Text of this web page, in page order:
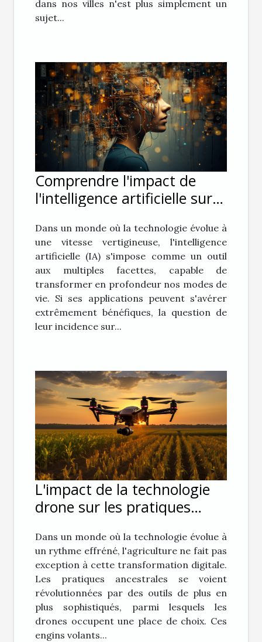
dans nos villes n'est plus simplement un
sujet...
Comprendre l'impact de
l'intelligence artificielle sur
Dans un monde où la technologie évolue à
une vitesse vertigineuse, l'intelligence
artificielle (IA) s'impose comme un outil
aux multiples facettes, capable de
transformer en profondeur nos modes de
vie. Si ses applications peuvent s'avérer
extrêmement bénéfiques, la question de
leur incidence sur...
L'impact de la technologie
drone sur les pratiques
Dans un monde où la technologie évolue à
un rythme effréné, l'agriculture ne fait pas
exception à cette transformation digitale.
Les pratiques ancestrales se voient
révolutionnées par des outils de plus en
plus sophistiqués, parmi lesquels les
drones occupent une place de choix. Ces
engins volants...